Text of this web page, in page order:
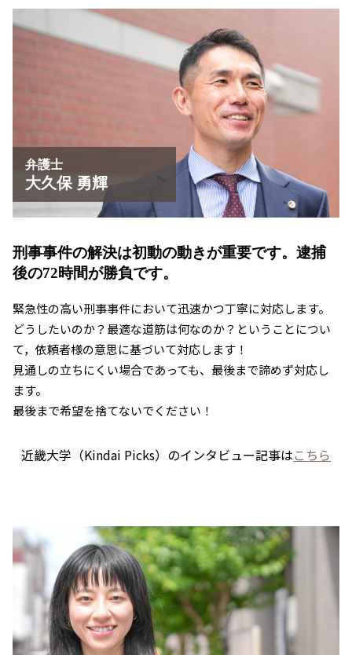
刑事事件 証拠 謄写
刑事事件 弁護士費用
心神喪失 無罪
京都市 刑事事件
草津市 傷害事件 弁護士
刑事事件 相談 京都市
草津市 恐喝事件 相談
京都市 暴行事件 弁護士
弁護士
大久保 勇輝
刑事事件の解決は初動の動きが重要です。 逮捕
後の72時間が勝負です。
緊急性の高い刑事事件において迅速かつ丁寧に対応します。
どうしたいのか？最適な道筋は何なのか？ということについ
て，依頼者様の意思に基づいて対応します！
見通しの立ちにくい場合であっても、最後まで諦めず対応し
ます。
最後まで希望を捨てないでください！
近畿大学（Kindai Picks）のインタビュー記事はこちら